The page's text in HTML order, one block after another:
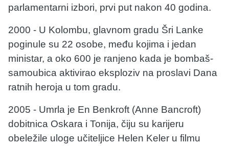
parlamentarni izbori, prvi put nakon 40 godina.
2000 - U Kolombu, glavnom gradu Šri Lanke
poginule su 22 osobe, među kojima i jedan
ministar, a oko 600 je ranjeno kada je bombaš-
samoubica aktivirao eksploziv na proslavi Dana
ratnih heroja u tom gradu.
2005 - Umrla je En Benkroft (Anne Bancroft)
dobitnica Oskara i Tonija, čiju su karijeru
obeležile uloge učiteljice Helen Keler u filmu